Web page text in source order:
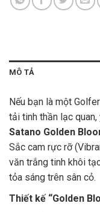
MÔ TẢ
Nếu bạn là một
tải tinh thần lạc
Satano Golden
Sắc cam rực rỡ
văn trắng tinh khôi
tỏa sáng trên sân cỏ.
Thiết kế “Golden